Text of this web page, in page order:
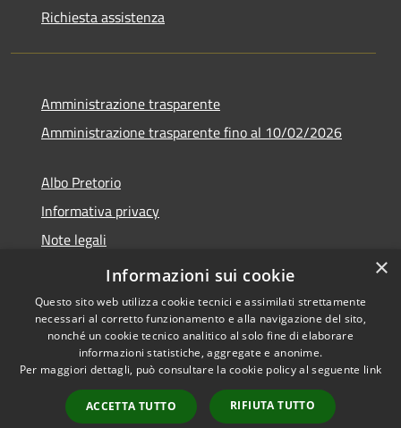
Richiesta assistenza
Amministrazione trasparente
Amministrazione trasparente fino al 10/02/2026
Albo Pretorio
Informativa privacy
Note legali
Dichiarazione di accessibilità
Accessibilità
Copyright © 2026 • Comune di
Sgurgola • Powered by
Municipium•
Accesso
redazione
×
Informazioni sui cookie
Questo sito web utilizza cookie tecnici e assimilati strettamente
necessari al corretto funzionamento e alla navigazione del sito,
nonché un cookie tecnico analitico al solo fine di elaborare
informazioni statistiche, aggregate e anonime.
Per maggiori dettagli, può consultare la cookie policy al seguente link
ACCETTA TUTTO RIFIUTA TUTTO